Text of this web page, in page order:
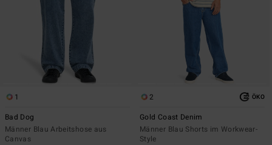
1
Bad Dog
Männer Blau Arbeitshose aus
Canvas
2 ÖKO
Gold Coast Denim
Männer Blau Shorts im Workwear-
Style